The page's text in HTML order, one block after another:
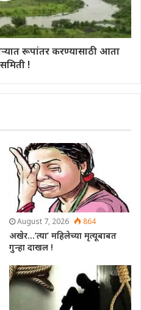
रूपांतर करण्यासाठी आता
!
August 7, 2026 864
अखेर…’त्या’ महिलेच्या मृत्यूबाबत
गुन्हा दाखल !